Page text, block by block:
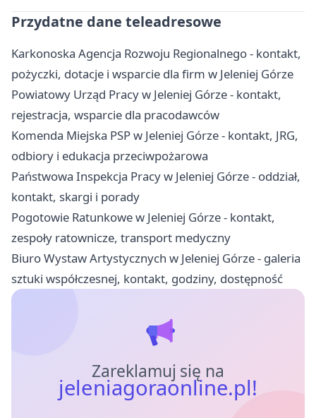
Przydatne dane teleadresowe
Karkonoska Agencja Rozwoju Regionalnego - kontakt,
pożyczki, dotacje i wsparcie dla firm w Jeleniej Górze
Powiatowy Urząd Pracy w Jeleniej Górze - kontakt,
rejestracja, wsparcie dla pracodawców
Komenda Miejska PSP w Jeleniej Górze - kontakt, JRG,
odbiory i edukacja przeciwpożarowa
Państwowa Inspekcja Pracy w Jeleniej Górze - oddział,
kontakt, skargi i porady
Pogotowie Ratunkowe w Jeleniej Górze - kontakt,
zespoły ratownicze, transport medyczny
Biuro Wystaw Artystycznych w Jeleniej Górze - galeria
sztuki współczesnej, kontakt, godziny, dostępność
Zareklamuj się na
jeleniagoraonline.pl!